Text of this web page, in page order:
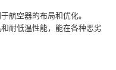
航空器的布局和优化。
耐低温性能，能在各种恶劣